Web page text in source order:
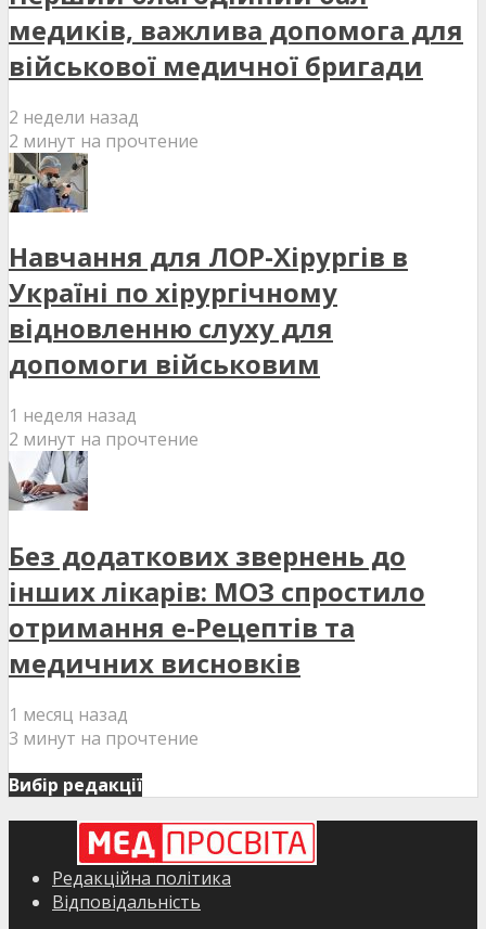
медиків, важлива допомога для
військової медичної бригади
2 недели назад
2 минут на прочтение
Навчання для ЛОР-Хірургів в
Україні по хірургічному
відновленню слуху для
допомоги військовим
1 неделя назад
2 минут на прочтение
Без додаткових звернень до
інших лікарів: МОЗ спростило
отримання е-Рецептів та
медичних висновків
1 месяц назад
3 минут на прочтение
Вибір редакції
Редакційна політика
Відповідальність